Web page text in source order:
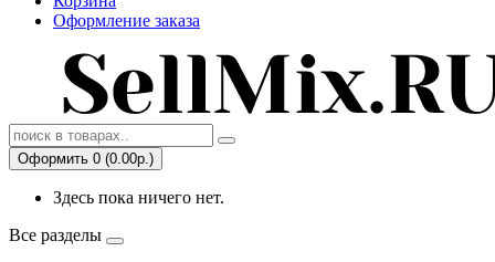
Оформление заказа
Оформить 0 (0.00р.)
Здесь пока ничего нет.
Все разделы